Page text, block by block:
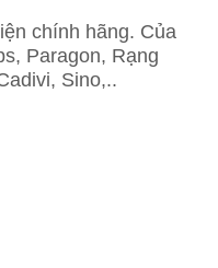
chính hãng. Của
Paragon, Rạng
Sino,..